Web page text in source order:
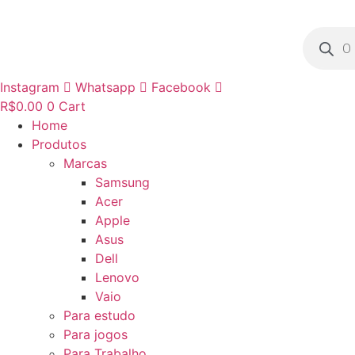
Instagram Whatsapp
Facebook
R$0.00 0 Cart
Home
Produtos
Marcas
Samsung
Acer
Apple
Asus
Dell
Lenovo
Vaio
Para estudo
Para jogos